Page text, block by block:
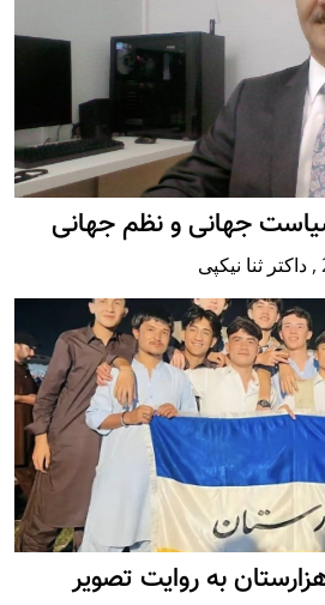
جهانی و نظم جهانی
, داکتر ثنا نیکپی
به روایت تصویر